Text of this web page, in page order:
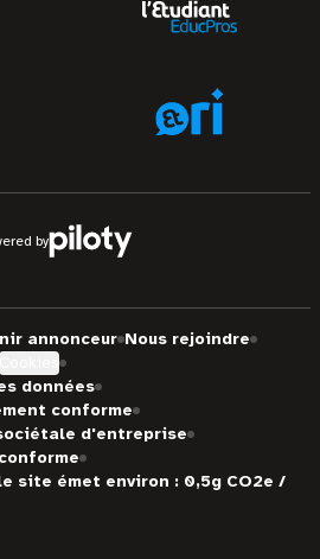
by
annonceur Nous rejoindre
données
conforme
d'entreprise
site émet environ : 0,5g CO2e /